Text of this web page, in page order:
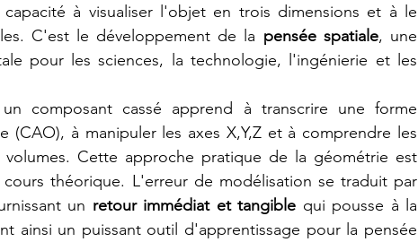
à visualiser l'objet en trois dimensions et à le
C'est le développement de la pensée spatiale, une
pour les sciences, la technologie, l'ingénierie et les
composant cassé apprend à transcrire une forme
(CAO), à manipuler les axes X,Y,Z et à comprendre les
Cette approche pratique de la géométrie est
théorique. L'erreur de modélisation se traduit par
un retour immédiat et tangible qui pousse à la
ainsi un puissant outil d'apprentissage pour la pensée